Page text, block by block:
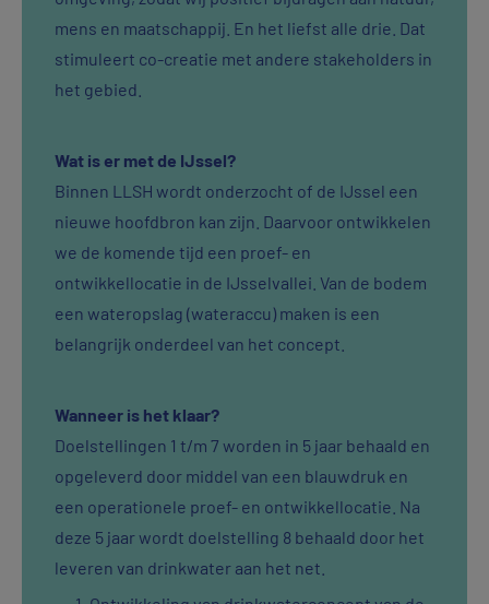
mens en maatschappij. En het liefst alle drie. Dat
stimuleert co-creatie met andere stakeholders in
het gebied.
Wat is er met de IJssel?
Binnen LLSH wordt onderzocht of de IJssel een
nieuwe hoofdbron kan zijn. Daarvoor ontwikkelen
we de komende tijd een proef- en
ontwikkellocatie in de IJsselvallei. Van de bodem
een wateropslag (wateraccu) maken is een
belangrijk onderdeel van het concept.
Wanneer is het klaar?
Doelstellingen 1 t/m 7 worden in 5 jaar behaald en
opgeleverd door middel van een blauwdruk en
een operationele proef- en ontwikkellocatie. Na
deze 5 jaar wordt doelstelling 8 behaald door het
leveren van drinkwater aan het net.